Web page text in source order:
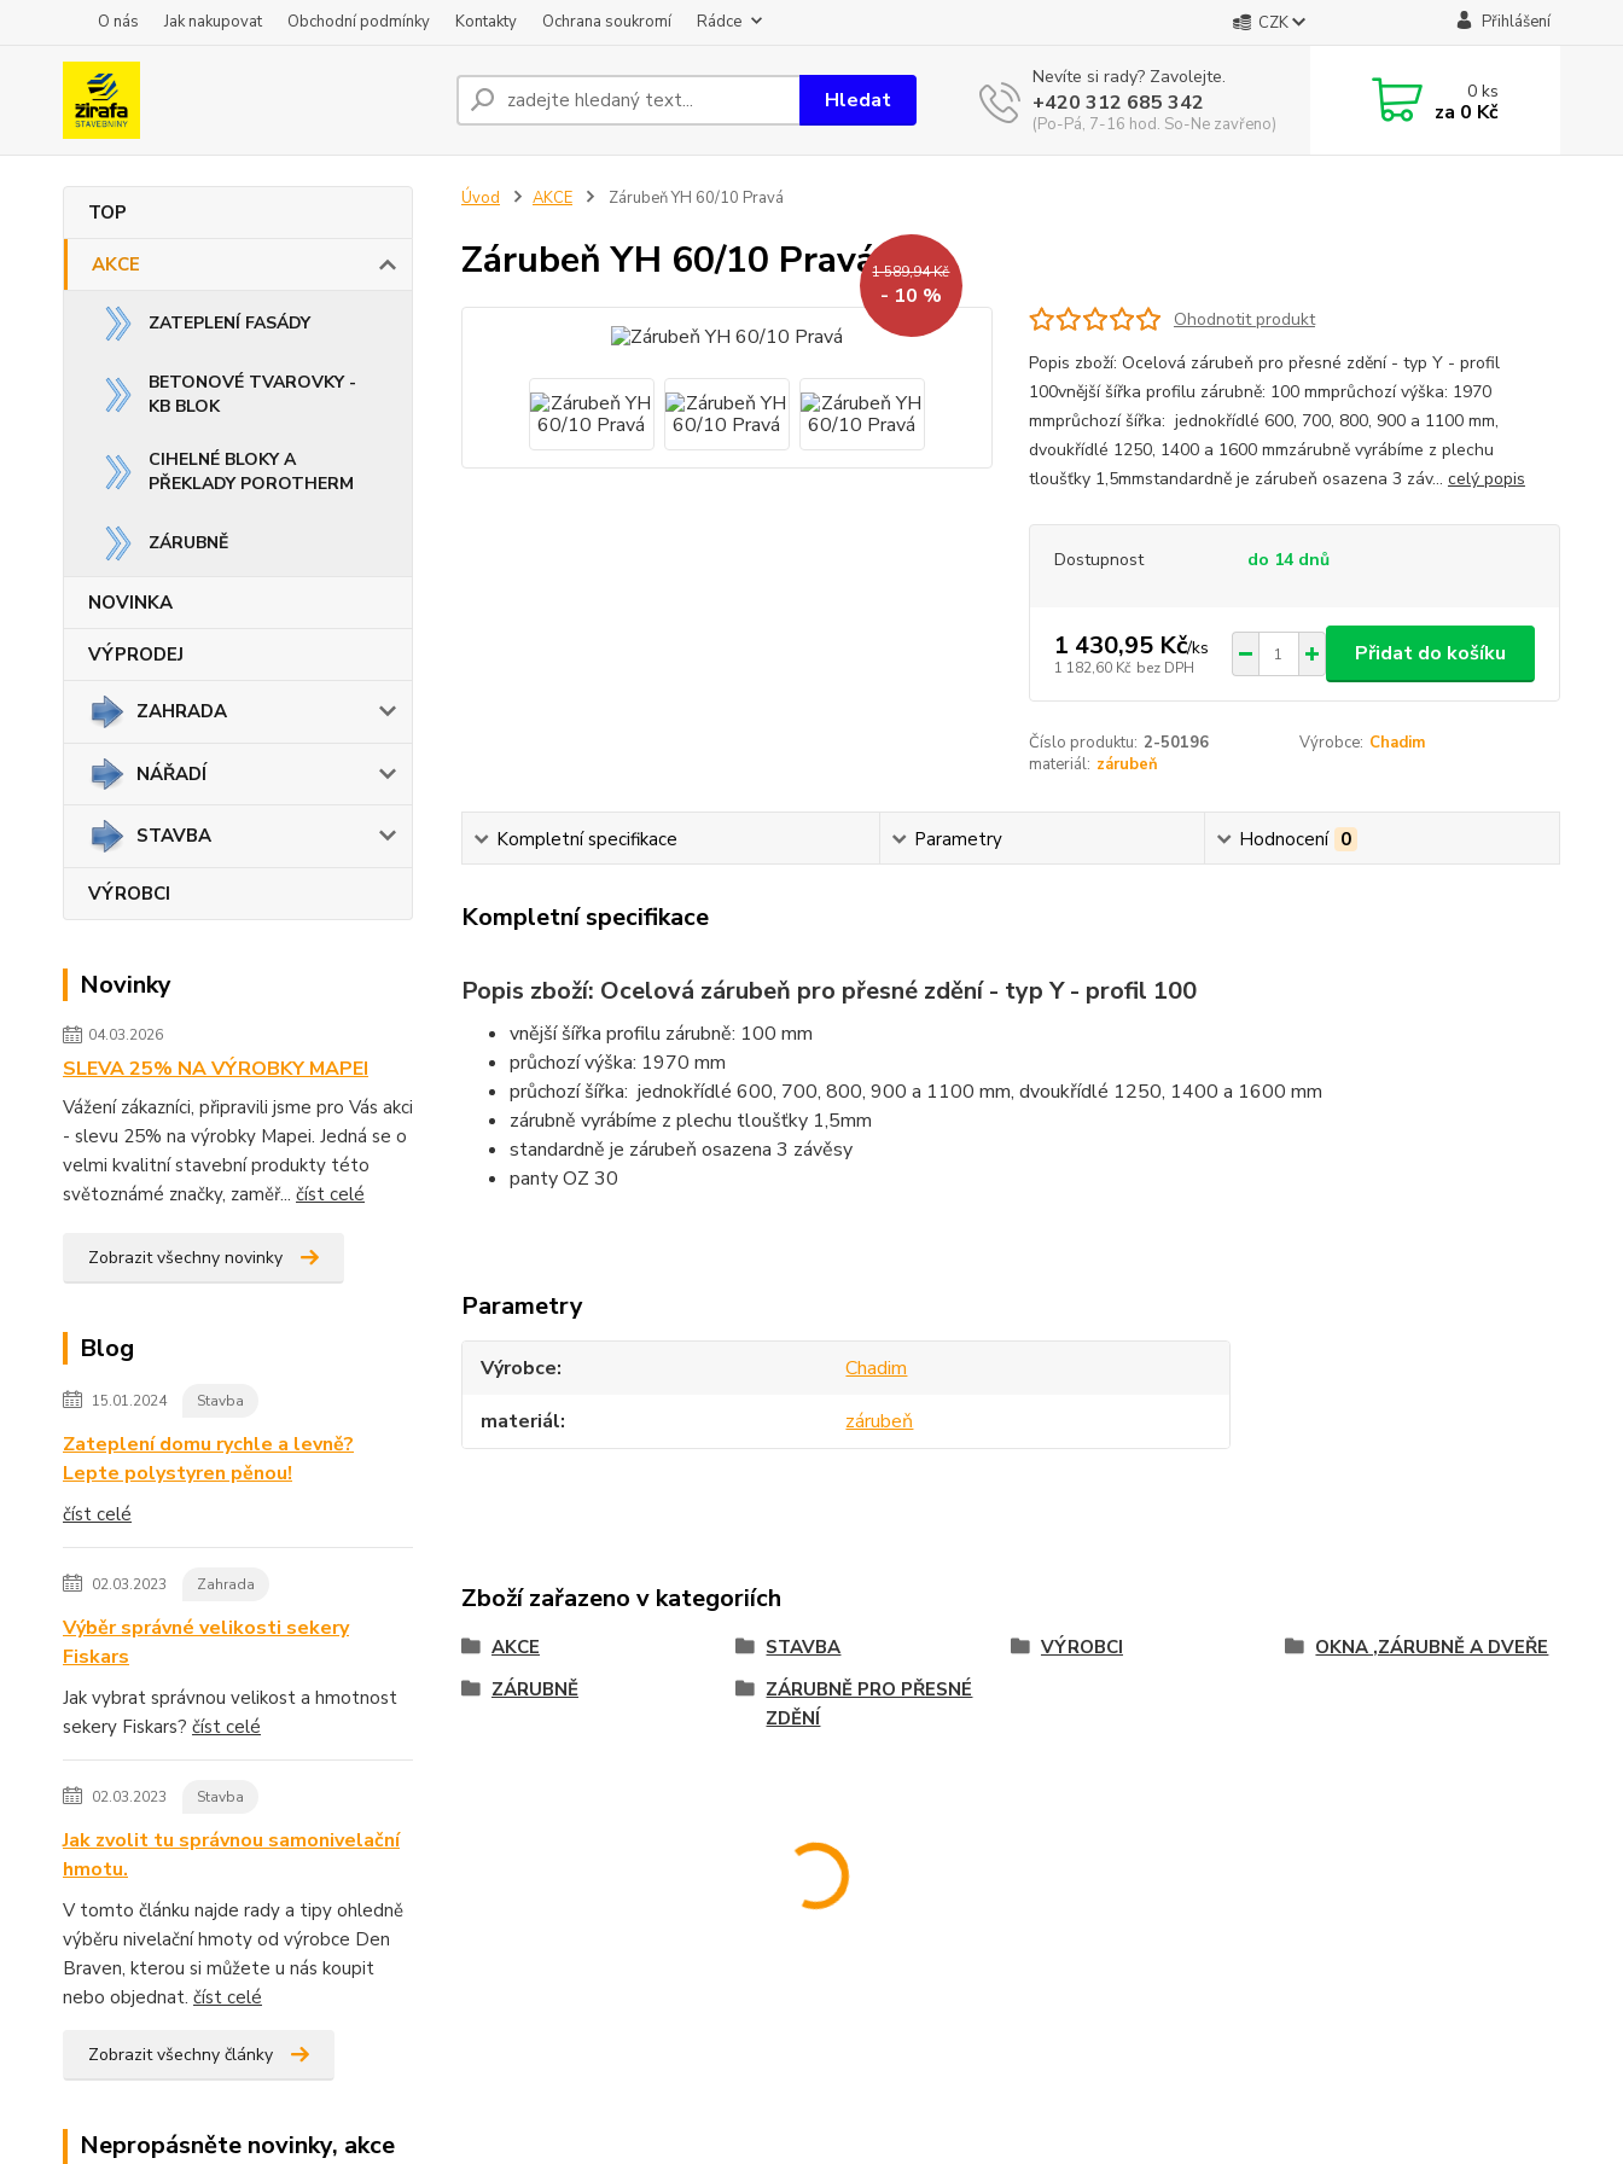
O nás Jak nakupovat Obchodní podmínky Kontakty Ochrana soukromí Rádce CZK Přihlášení
Hledat
Nevíte si rady? Zavolejte.
+420 312 685 342
(Po-Pá, 7-16 hod. So-Ne zavřeno)
0ks
za 0 Kč
TOP
AKCE
ZATEPLENÍ FASÁDY
BETONOVÉ TVAROVKY -
KB BLOK
CIHELNÉ BLOKY A
PŘEKLADY POROTHERM
ZÁRUBNĚ
NOVINKA
VÝPRODEJ
ZAHRADA
NÁŘADÍ
STAVBA
VÝROBCI
Novinky
04.03.2026
SLEVA 25% NA VÝROBKY MAPEI
Vážení zákazníci, připravili jsme pro Vás akci
- slevu 25% na výrobky Mapei. Jedná se o
velmi kvalitní stavební produkty této
světoznámé značky, zaměř... číst celé
Zobrazit všechny novinky
Blog
15.01.2024 Stavba
Zateplení domu rychle a levně?
Lepte polystyren pěnou!
číst celé
02.03.2023 Zahrada
Výběr správné velikosti sekery
Fiskars
Jak vybrat správnou velikost a hmotnost
sekery Fiskars? číst celé
02.03.2023 Stavba
Jak zvolit tu správnou samonivelační
hmotu.
V tomto článku najde rady a tipy ohledně
výběru nivelační hmoty od výrobce Den
Braven, kterou si můžete u nás koupit
nebo objednat. číst celé
Zobrazit všechny články
Nepropásněte novinky, akce
Úvod AKCE Zárubeň YH 60/10 Pravá
Zárubeň YH 60/10 Pravá1 589,94 Kč
- 10 %
Ohodnotit produkt
Popis zboží: Ocelová zárubeň pro přesné zdění - typ Y - profil
100vnější šířka profilu zárubně: 100 mmprůchozí výška: 1970
mmprůchozí šířka: jednokřídlé 600, 700, 800, 900 a 1100 mm,
dvoukřídlé 1250, 1400 a 1600 mmzárubně vyrábíme z plechu
tloušťky 1,5mmstandardně je zárubeň osazena 3 záv... celý popis
Dostupnost do 14 dnů
1 430,95 Kč/ks
1 182,60 Kč bez DPH
Přidat do košíku
Číslo produktu: 2-50196 Výrobce: Chadim
materiál: zárubeň
Kompletní specifikace Parametry Hodnocení 0
Kompletní specifikace
Popis zboží: Ocelová zárubeň pro přesné zdění - typ Y - profil 100
vnější šířka profilu zárubně: 100 mm
průchozí výška: 1970 mm
průchozí šířka: jednokřídlé 600, 700, 800, 900 a 1100 mm, dvoukřídlé 1250, 1400 a 1600 mm
zárubně vyrábíme z plechu tloušťky 1,5mm
standardně je zárubeň osazena 3 závěsy
panty OZ 30
Parametry
Výrobce
Chadim
materiál
zárubeň
Zboží zařazeno v kategoriích
AKCE STAVBA VÝROBCI
OKNA ,ZÁRUBNĚ A DVEŘE
ZÁRUBNĚ
ZÁRUBNĚ PRO PŘESNÉ
ZDĚNÍ